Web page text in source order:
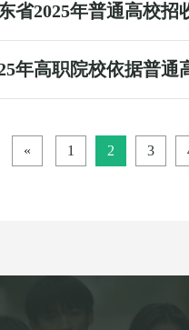
省2025年普通高校
年高职院校依据普
« 1 2 3